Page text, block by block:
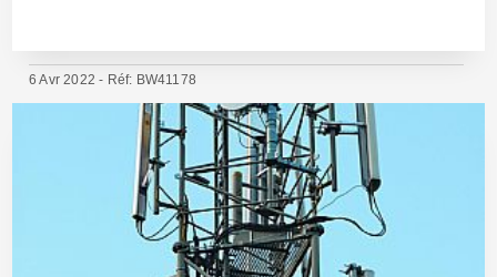
6 Avr 2022 - Réf: BW41178